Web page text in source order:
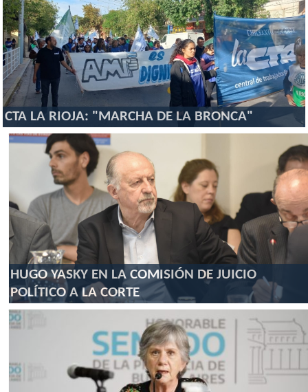
CTA LA RIOJA: "MARCHA DE LA BRONCA"
HUGO YASKY EN LA COMISIÓN DE JUICIO
POLÍTICO A LA CORTE